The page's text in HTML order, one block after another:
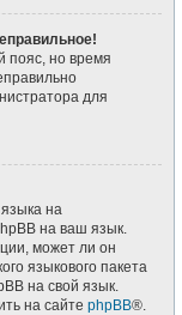
пояс, но время
для
на
на ваш язык.
может ли он
языкового пакета
на свой язык.
на сайте phpBB®.